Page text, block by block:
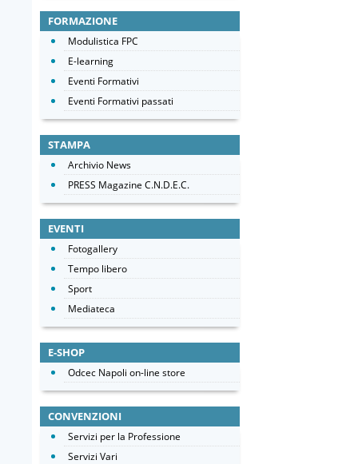
FORMAZIONE
Modulistica FPC
E-learning
Eventi Formativi
Eventi Formativi passati
STAMPA
Archivio News
PRESS Magazine C.N.D.E.C.
EVENTI
Fotogallery
Tempo libero
Sport
Mediateca
E-SHOP
Odcec Napoli on-line store
CONVENZIONI
Servizi per la Professione
Servizi Vari